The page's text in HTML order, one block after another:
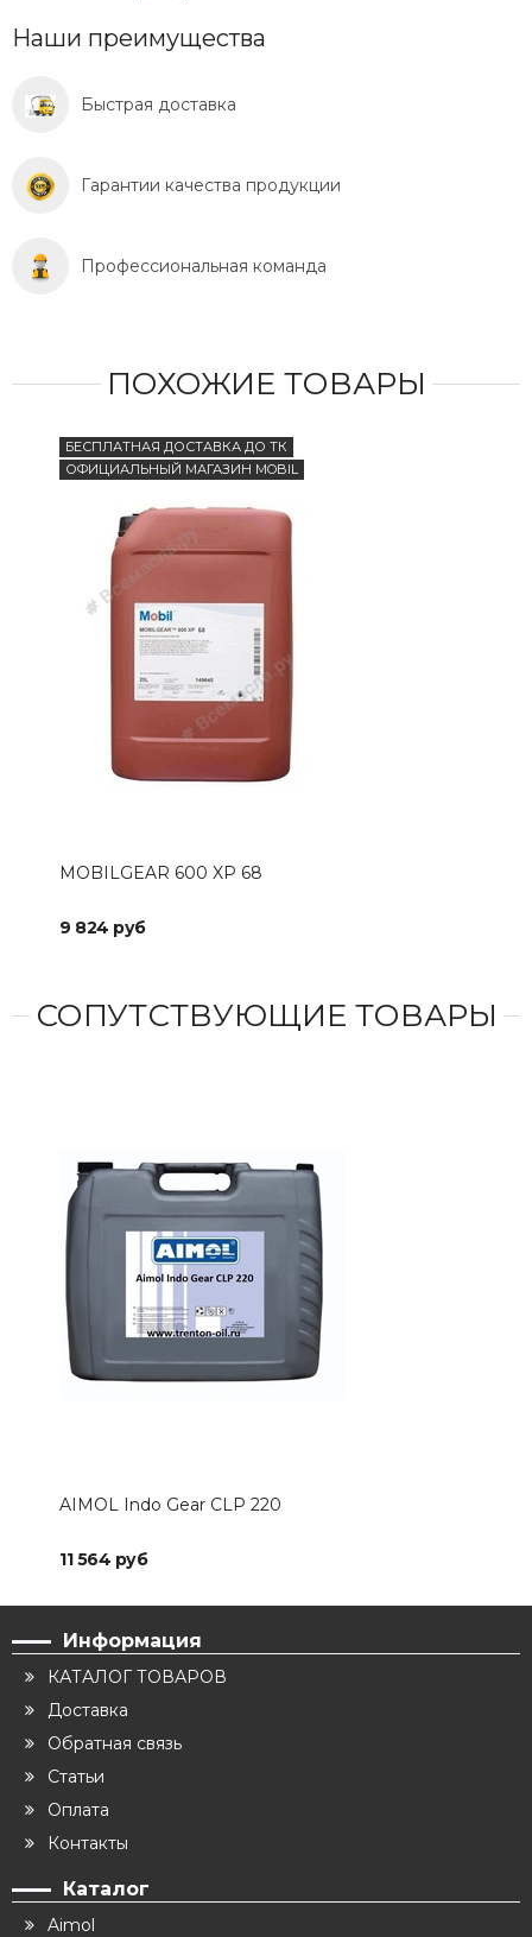
Наши преимущества
Быстрая доставка
Гарантии качества продукции
Профессиональная команда
ПОХОЖИЕ ТОВАРЫ
БЕСПЛАТНАЯ ДОСТАВКА ДО ТК
ОФИЦИАЛЬНЫЙ МАГАЗИН MOBIL
MOBILGEAR 600 XP 68
9 824 руб
СОПУТСТВУЮЩИЕ ТОВАРЫ
AIMOL Indo Gear CLP 220
11 564 руб
Информация
КАТАЛОГ ТОВАРОВ
Доставка
Обратная связь
Статьи
Оплата
Контакты
Каталог
Aimol